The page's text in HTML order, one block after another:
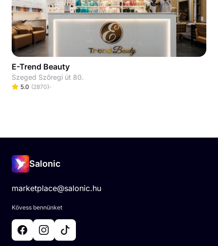
E-Trend Beauty
Szeged Szőregi út 80.
5.0 (2870)
Salonic
marketplace@salonic.hu
Kövess bennünket